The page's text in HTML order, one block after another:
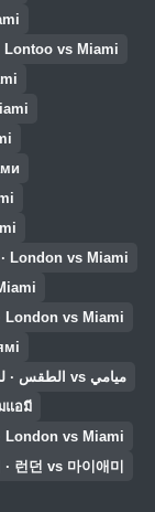
Lontoo vs Miami
London vs Miami
London vs Miami
الطقس · لندن vs ميامي
แอมี
London vs Miami
· 런던 vs 마이애미